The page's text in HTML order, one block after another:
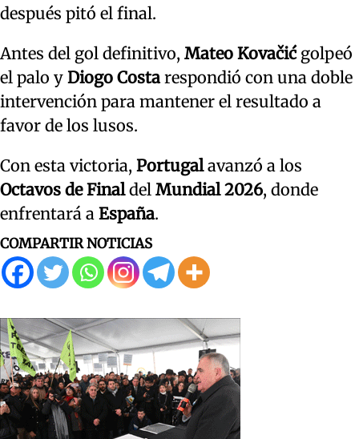
después pitó el final.
Antes del gol definitivo, Mateo Kovačićgolpeó
el palo y Diogo Costa respondió con una doble
intervención para mantener el resultado a
favor de los lusos.
Con esta victoria, Portugalavanzó a los
Octavos de Finaldel Mundial 2026, donde
enfrentará a España.
COMPARTIR NOTICIAS